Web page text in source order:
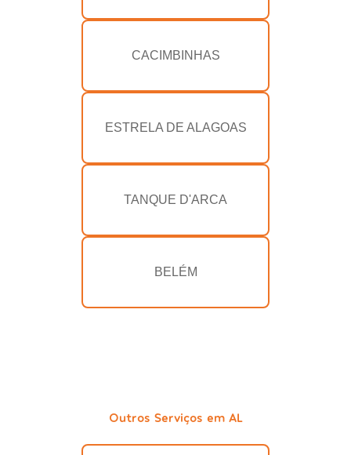
CACIMBINHAS
ESTRELA DE ALAGOAS
TANQUE D'ARCA
BELÉM
Outros Serviços em AL